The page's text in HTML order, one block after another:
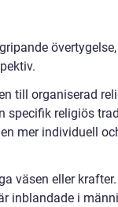
till organiserad
specifik religiös
mer individuell
väsen eller
inblandade i